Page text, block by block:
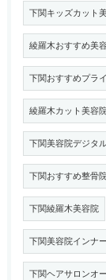
下関キッズカット
綾羅木おすすめ美
下関おすすめプラ
綾羅木カット美容
下関美容院デジタ
下関おすすめ整骨
下関綾羅木美容院
下関美容院インナ
下関ヘアサロンオ